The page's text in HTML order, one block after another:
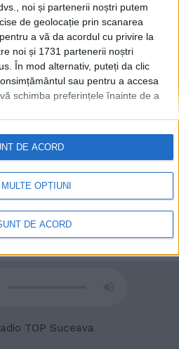
noi și partenerii noștri putem
de geolocație prin scanarea
a vă da acordul cu privire la
noi și 1731 partenerii noștri
În mod alternativ, puteți da clic
sau pentru a accesa
schimba preferințele înainte de a
moment, revenind la acest site
din partea de jos a
OPȚIUNI
DE ACORD
DE ACORD
FM
TOP Suceava